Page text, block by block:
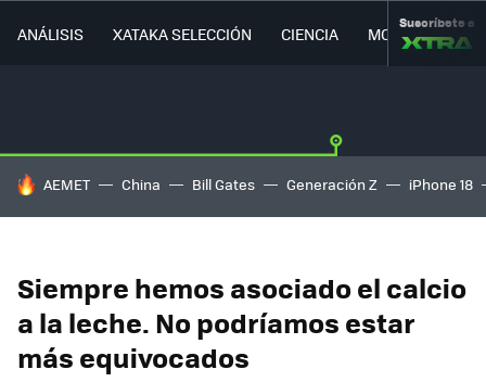
ANÁLISIS XATAKA SELECCIÓN CIENCIA MOVILIDAD
Suscríbete a
HOY SE HABLA DE
AEMET China Bill Gates Generación Z iPhone 18
Siempre hemos asociado el calcio
a la leche. No podríamos estar
más equivocados